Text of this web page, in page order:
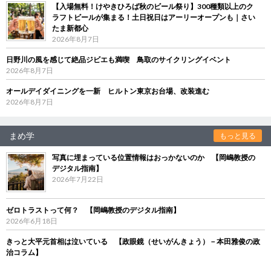
【入場無料！けやきひろば秋のビール祭り】300種類以上のク
ラフトビールが集まる！土日祝日はアーリーオープンも｜さい
たま新都心
2026年8月7日
日野川の風を感じて絶品ジビエも満喫 鳥取のサイクリングイベント
2026年8月7日
オールデイダイニングを一新 ヒルトン東京お台場、改装進む
2026年8月7日
まめ学 もっと見る
写真に埋まっている位置情報はおっかないのか 【岡嶋教授の
デジタル指南】
2026年7月22日
ゼロトラストって何？ 【岡嶋教授のデジタル指南】
2026年6月18日
きっと大平元首相は泣いている 【政眼鏡（せいがんきょう）－本田雅俊の政
治コラム】